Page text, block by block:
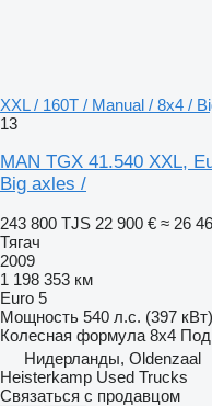
XXL / 160T / Manual / 8x4 /
13
MAN TGX 41.540 XXL,
Big axles /
243 800 TJS 22 900 € ≈ 26
Тягач
2009
1 198 353 км
Euro 5
Мощность 540 л.с. (397 кВт)
Колесная формула 8x4
Нидерланды, Oldenzaal
Heisterkamp Used Trucks
Связаться с продавцом